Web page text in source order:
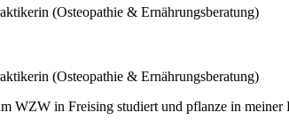
(Osteopathie & Ernährungsberatung)
(Osteopathie & Ernährungsberatung)
WZW in Freising studiert und pflanze in